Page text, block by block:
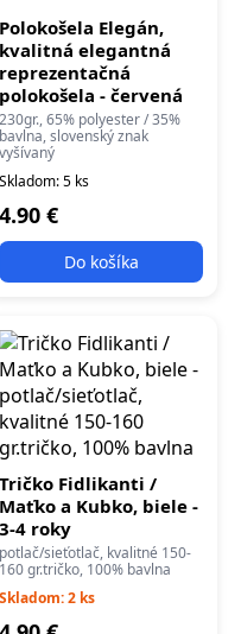
Polokošela Elegán,
kvalitná elegantná
reprezentačná
polokošela - červená
230gr., 65% polyester / 35%
bavlna, slovenský znak
vyšívaný
Skladom: 5 ks
4.90 €
Do košíka
Tričko Fidlikanti /
Maťko a Kubko, biele -
3-4 roky
potlač/sieťotlač, kvalitné 150-
160 gr.tričko, 100% bavlna
Skladom: 2 ks